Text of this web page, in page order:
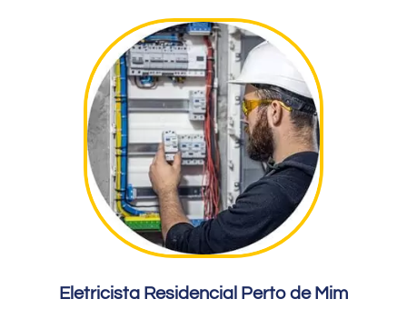
Eletricista Residencial Perto de Mim